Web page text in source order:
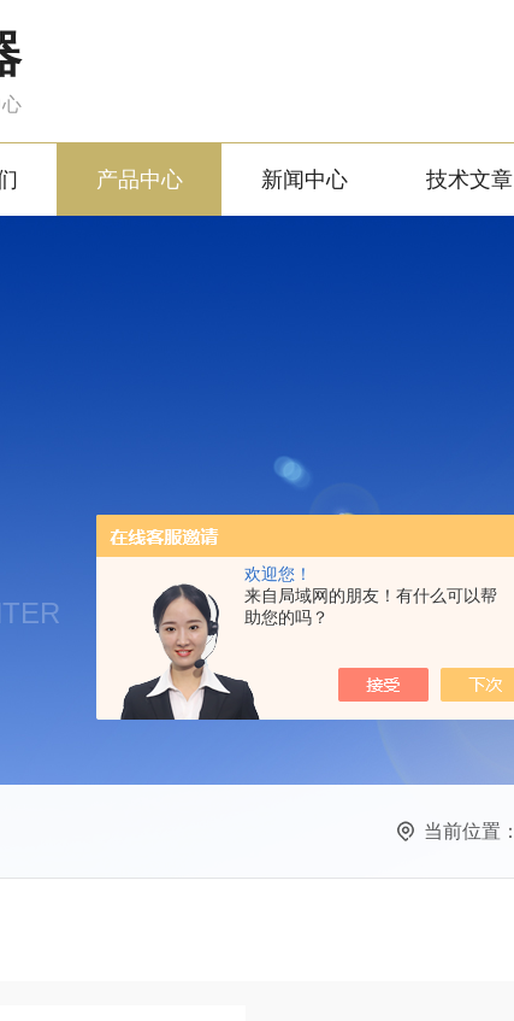
欢迎您！
来自局域网的朋友！有什么可以帮
助您的吗？
产品中心 新闻中心 技术文章
当前位置：